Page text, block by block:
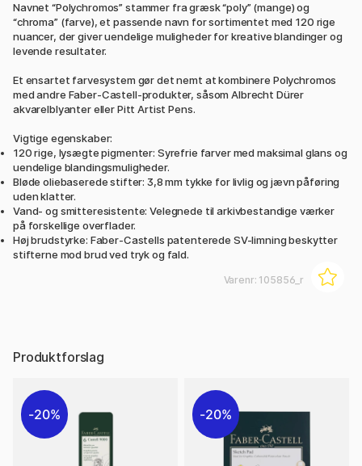
Navnet “Polychromos” stammer fra græsk “poly” (mange) og
“chroma” (farve), et passende navn for sortimentet med 120 rige
nuancer, der giver uendelige muligheder for kreative blandinger og
levende resultater.
Et ensartet farvesystem gør det nemt at kombinere Polychromos
med andre Faber-Castell-produkter, såsom Albrecht Dürer
akvarelblyanter eller Pitt Artist Pens.
Vigtige egenskaber:
120 rige, lysægte pigmenter: Syrefrie farver med maksimal glans og
uendelige blandingsmuligheder.
Bløde oliebaserede stifter: 3,8 mm tykke for livlig og jævn påføring
uden klatter.
Vand- og smitteresistente: Velegnede til arkivbestandige værker
på forskellige overflader.
Høj brudstyrke: Faber-Castells patenterede SV-limning beskytter
stifterne mod brud ved tryk og fald.
Varenr: 105856_r
Produktforslag
20% 20%